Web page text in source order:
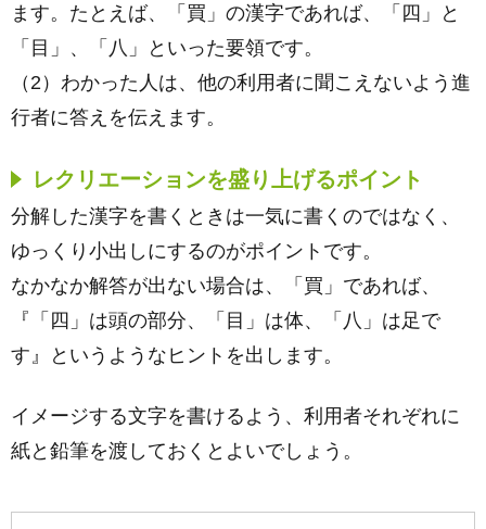
ます。たとえば、「買」の漢字であれば、「四」と
「目」、「八」といった要領です。
（2）わかった人は、他の利用者に聞こえないよう進
行者に答えを伝えます。
レクリエーションを盛り上げるポイント
分解した漢字を書くときは一気に書くのではなく、
ゆっくり小出しにするのがポイントです。
なかなか解答が出ない場合は、「買」であれば、
『「四」は頭の部分、「目」は体、「八」は足で
す』というようなヒントを出します。
イメージする文字を書けるよう、利用者それぞれに
紙と鉛筆を渡しておくとよいでしょう。